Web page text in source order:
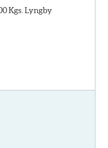
Kgs. Lyngby